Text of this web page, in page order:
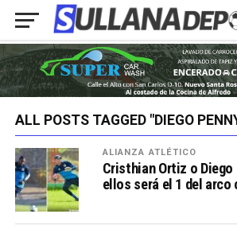
ALL POSTS TAGGED "DIEGO
ALIANZA ATLÉTICO
Cristhian Ortiz o Diego
ellos será el 1 del arco